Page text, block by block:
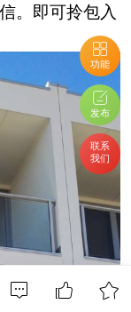
功能
发布
联系
我们
。即可拎包入